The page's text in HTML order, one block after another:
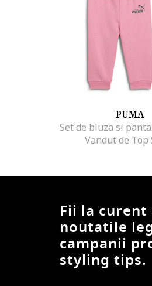
PUMA
Vandut de Top
Fii la
noutatile
campanii
styling tips.